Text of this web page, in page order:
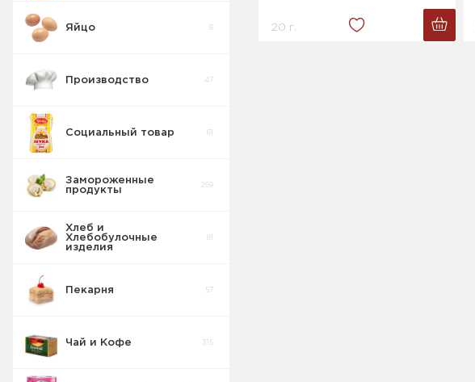
Яйцо 6
Производство 47
Мясные. рыбные
Социальный товар 61
Замороженные
продукты
269
Хлеб и
Хлебобулочные
изделия
81
Пекарня 57
Чай и Кофе 315
20 г.